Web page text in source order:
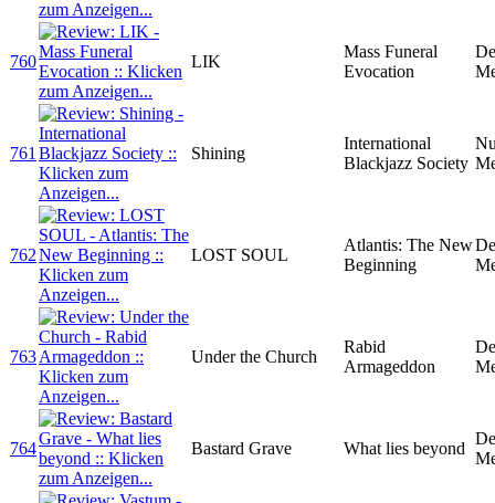
760 LIK
Mass Funeral
Evocation
761 Shining
International
Blackjazz Society
762 LOST SOUL
Atlantis: The New
Beginning
763 Under the Church
Rabid
Armageddon
764 Bastard Grave What lies beyond